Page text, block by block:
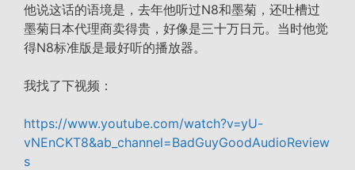
他说这话的语境是，去年他听过N8和墨菊，还吐槽过
墨菊日本代理商卖得贵，好像是三十万日元。当时他觉
得N8标准版是最好听的播放器。
我找了下视频：
https://www.youtube.com/watch?v=yU-
vNEnCKT8&ab_channel=BadGuyGoodAudioReview
s